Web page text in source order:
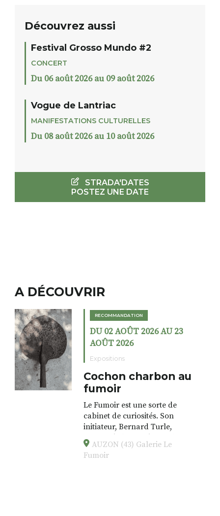
Découvrez aussi
Festival Grosso Mundo #2
CONCERT
Du 06 août 2026 au 09 août 2026
Vogue de Lantriac
MANIFESTATIONS CULTURELLES
Du 08 août 2026 au 10 août 2026
STRADA'DATES
POSTEZ UNE DATE
A DÉCOUVRIR
RECOMMANDATION
DU 02 AOÛT 2026 AU 23
AOÛT 2026
Expositions
Cochon charbon au
fumoir
Le Fumoir est une sorte de
cabinet de curiosités. Son
initiateur, Bernard Turle,
s’amuse à donner à voir des
associations fertiles, graves ou
drôles, parfois fumeuses. Des
AUZON (43) Galerie Le
Fumoir